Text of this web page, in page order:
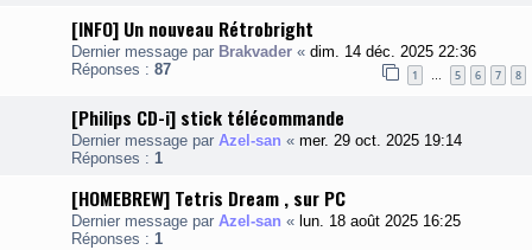
[INFO] Un nouveau Rétrobright
Dernier message par Brakvader « dim. 14 déc. 2025 22:36
Réponses : 87 1 … 5 6 7 8
[Philips CD-i] stick télécommande
Dernier message par Azel-san « mer. 29 oct. 2025 19:14
Réponses : 1
[HOMEBREW] Tetris Dream , sur PC
Dernier message par Azel-san « lun. 18 août 2025 16:25
Réponses : 1